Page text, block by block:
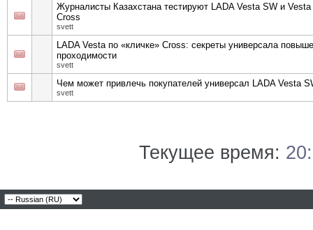
Журналисты Казахстана тестируют LADA Vesta SW и Vesta
Cross
svett
LADA Vesta по «кличке» Cross: секреты универсала
проходимости
svett
Чем может привлечь покупателей универсал LADA Vesta
svett
Текущее время: